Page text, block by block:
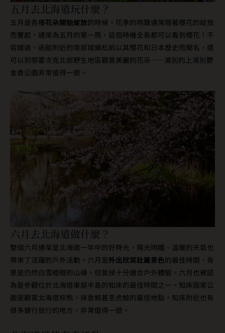
五月去北海道玩什麼？
五月是各種花朵開始綻放的時候。花季的哨聲通常隨著櫻花的綻放
而響起，通常為五月的第一周，這個時機全島都可以看到櫻花！不
容錯過。函館附近的南部城鎮松前以其櫻花和日本歷史而聞名，還
可以到鄂霍次克北部野生地區觀賞美麗的花朵——湯別的上湯別鬱
金香公園非常值得一遊。
六月去北海道做什麼？
整個六月通常是北海道一年中的好時光，陽光明媚、溫暖的天氣也
帶來了活躍的戶外活動。六月是外出欣賞壯麗景色的最佳時間，背
景是仍然白雪皚皚的山峰，但氣候十分適合戶外體驗。六月也被認
為是參觀位於北海道東部半島的知床的最佳時間之一。知床國家公
園是觀賞北海道棕熊、抹香鯨甚至虎鯨的最佳地點，知床附近也有
很多健行旅行的地方，非常值得一遊。